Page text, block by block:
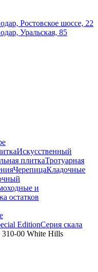
Ростовское шоссе, 22
Уральская, 85
Искусственный
плиткаТротуарная
ЧерепицаКладочные
и
остатков
EditionСерия скала
00 White Hills